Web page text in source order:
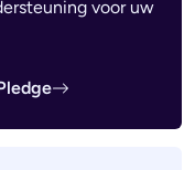
voor uw